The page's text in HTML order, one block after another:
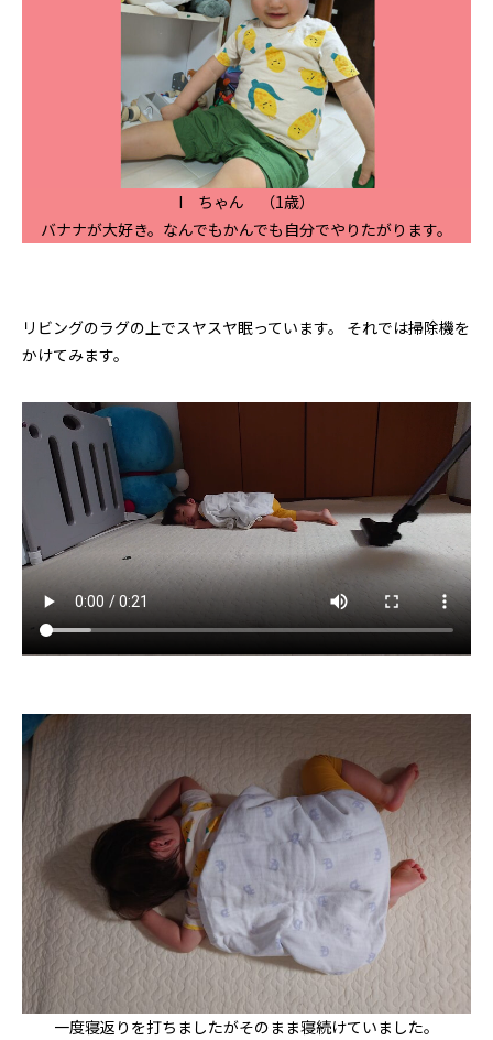
I ちゃん （1歳）
バナナが大好き。なんでもかんでも自分でやりたがります。
リビングのラグの上でスヤスヤ眠っています。 それでは掃除機を
かけてみます。
一度寝返りを打ちましたがそのまま寝続けていました。